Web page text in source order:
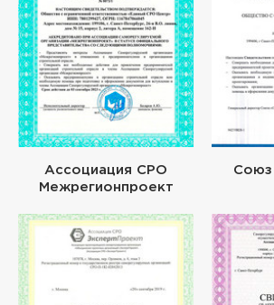
Ассоциация СРО
Межрегионпроект
Союз